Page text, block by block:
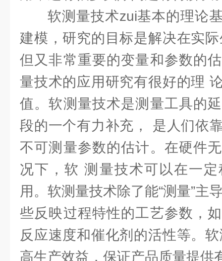
软测量技术zui基本的理论
建模，研究的目标是解决在实
但又非常重要的变量和参数的
量技术的应用研究有很好的理
值。软测量技术是测量工具的
段的一个有力补充， 是人们依
不可测量参数的估计。在硬件
况下，软 测量技术可以在一
用。软测量技术除了能“测量”主
些反映过程特性的工艺参数，
反应速度和催化剂的活性等。
高生产效益，保证产品质量提供